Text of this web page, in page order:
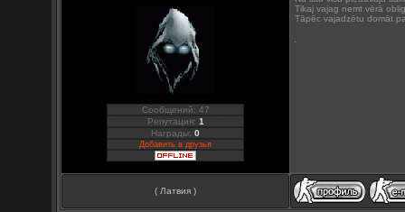
Сообщений: 47
Репутация: 1
Награды:0
Добавить в друзья
Tikaj vajag nemt vērā
Tāpēc vajadzētu domāt
( Латвия )